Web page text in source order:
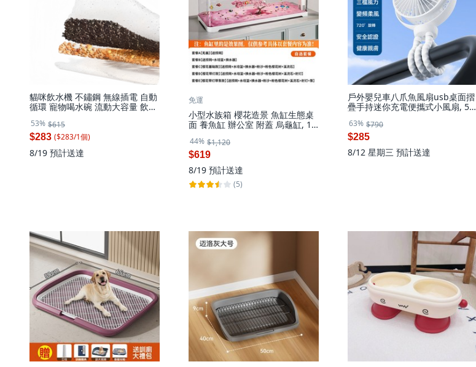
貓咪飲水機 不鏽鋼 無線插電 自動
循環 寵物喝水碗 流動大容量 飲水
機
53% $615
$283 ($283/1個)
8/19 預計送達
免運
小型水族箱 櫻花造景 魚缸生態桌
面 養魚缸 辦公室 附蓋 烏龜缸, 1
44% $1,120
$619
8/19 預計送達
(5)
戶外嬰兒車八爪魚風扇usb桌面摺
疊手持迷你充電便攜式小風扇, 5.5
63% $790
$285
8/12 星期三 預計送達